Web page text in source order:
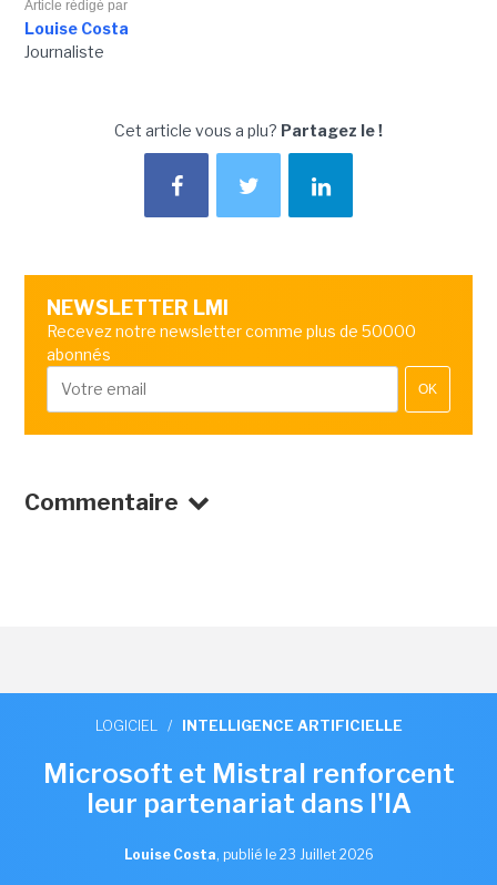
Article rédigé par
Louise Costa
Journaliste
Cet article vous a plu? Partagez le !
NEWSLETTER LMI
Recevez notre newsletter comme plus de 50000
abonnés
OK
Commentaire
LOGICIEL / INTELLIGENCE ARTIFICIELLE
Microsoft et Mistral renforcent
leur partenariat dans l'IA
Louise Costa, publié le 23 Juillet 2026